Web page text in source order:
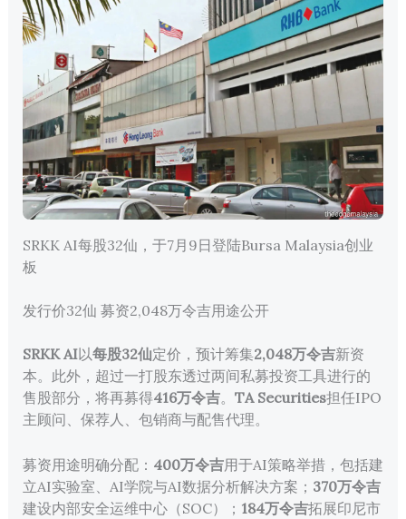
SRKK AI每股32仙，于7月9日登陆Bursa Malaysia创业
板
发行价32仙 募资2,048万令吉用途公开
SRKK AI以每股32仙定价，预计筹集2,048万令吉新资
本。此外，超过一打股东透过两间私募投资工具进行的
售股部分，将再募得416万令吉。 TA Securities担任IPO
主顾问、保荐人、包销商与配售代理。
募资用途明确分配： 400万令吉用于AI策略举措，包括建
立AI实验室、AI学院与AI数据分析解决方案； 370万令吉
建设内部安全运维中心（SOC）； 184万令吉拓展印尼市